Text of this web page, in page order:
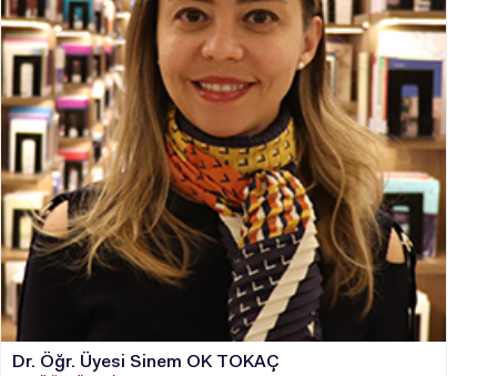
ADAY ÖĞRENCİ
INTERNATIONAL
STUDENT
LİSANSÜSTÜ EĞİTİM ENSTİTÜSÜ
Dr. Öğr. Üyesi Sinem OK TOKAÇ